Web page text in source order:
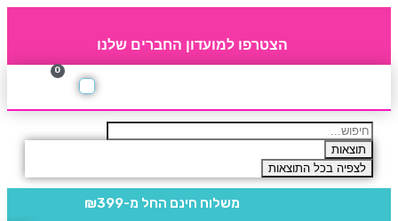
הצטרפו למועדון החברים שלנו
0
תוצאות
לצפיה בכל התוצאות
משלוח חינם החל מ-₪399